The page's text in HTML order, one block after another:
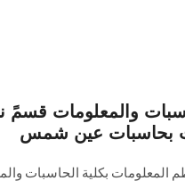
بحاسبات عين شمس
بكلية الحاسبات